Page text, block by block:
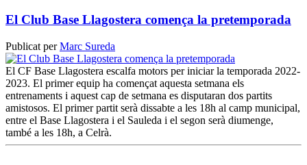
El Club Base Llagostera comença la pretemporada
Publicat perMarc Sureda
El CF Base Llagostera escalfa motors per iniciar la temporada 2022-
2023. El primer equip ha començat aquesta setmana els
entrenaments i aquest cap de setmana es disputaran dos partits
amistosos. El primer partit serà dissabte a les 18h al camp municipal,
entre el Base Llagostera i el Sauleda i el segon serà diumenge,
també a les 18h, a Celrà.